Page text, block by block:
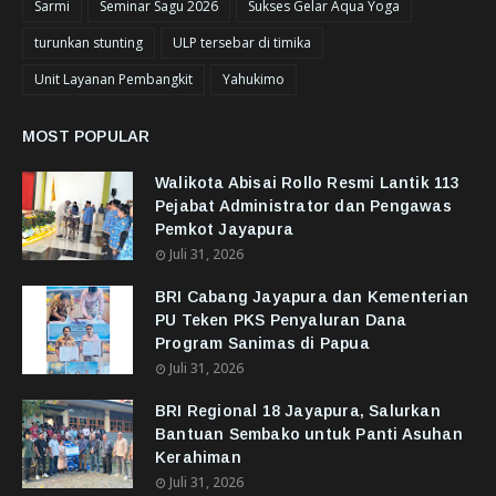
Sarmi Seminar Sagu 2026
Sukses Gelar Aqua Yoga
turunkan stunting
ULP tersebar di timika
Unit Layanan Pembangkit
Yahukimo
MOST POPULAR
Walikota Abisai Rollo Resmi Lantik 113
Pejabat Administrator dan Pengawas
Pemkot Jayapura
Juli 31, 2026
BRI Cabang Jayapura dan Kementerian
PU Teken PKS Penyaluran Dana
Program Sanimas di Papua
Juli 31, 2026
BRI Regional 18 Jayapura, Salurkan
Bantuan Sembako untuk Panti Asuhan
Kerahiman
Juli 31, 2026